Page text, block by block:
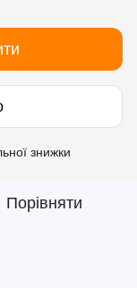
знижки
Порівняти